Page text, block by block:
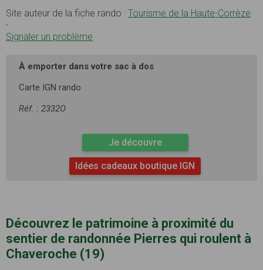
Site auteur de la fiche rando : Tourisme de la Haute-Corrèze
-
Signaler un problème
À emporter dans votre sac à dos
Carte IGN rando
Réf. : 2332O
Je découvre
Idées cadeaux boutique IGN
Découvrez le patrimoine à proximité du
sentier de randonnée Pierres qui roulent à
Chaveroche (19)